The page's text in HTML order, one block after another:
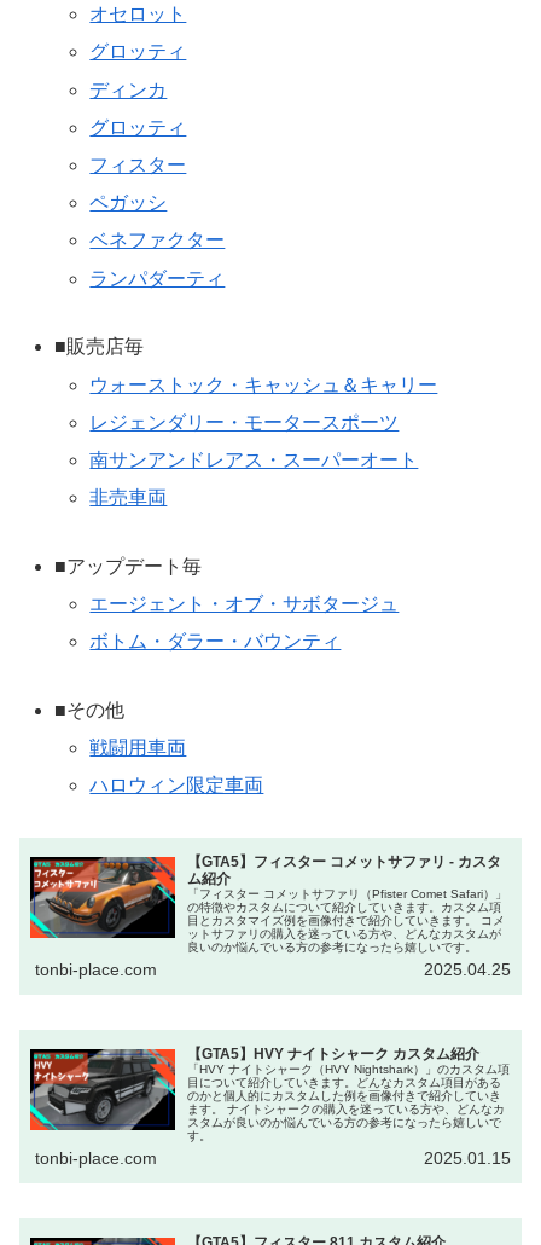
オセロット
グロッティ
ディンカ
グロッティ
フィスター
ペガッシ
ベネファクター
ランパダーティ
■販売店毎
ウォーストック・キャッシュ＆キャリー
レジェンダリー・モータースポーツ
南サンアンドレアス・スーパーオート
非売車両
■アップデート毎
エージェント・オブ・サボタージュ
ボトム・ダラー・バウンティ
■その他
戦闘用車両
ハロウィン限定車両
【GTA5】フィスター コメットサファリ - カスタ
ム紹介
「フィスター コメットサファリ（Pfister Comet Safari）」
の特徴やカスタムについて紹介していきます。カスタム項
目とカスタマイズ例を画像付きで紹介していきます。 コメ
ットサファリの購入を迷っている方や、どんなカスタムが
良いのか悩んでいる方の参考になったら嬉しいです。
tonbi-place.com 2025.04.25
【GTA5】HVY ナイトシャーク カスタム紹介
「HVY ナイトシャーク（HVY Nightshark）」のカスタム項
目について紹介していきます。どんなカスタム項目がある
のかと個人的にカスタムした例を画像付きで紹介していき
ます。 ナイトシャークの購入を迷っている方や、どんなカ
スタムが良いのか悩んでいる方の参考になったら嬉しいで
す。
tonbi-place.com 2025.01.15